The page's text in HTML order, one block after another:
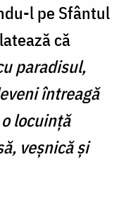
l pe Sfântul
că
paradisul,
întreagă
locuință
veșnică și